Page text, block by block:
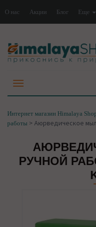
О нас Акции Блог Еще
Интернет магазин Himalaya
работы > Аюрведическое
РУЧНОЙ